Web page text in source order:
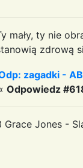
mały, ty nie
zdrową
zagadki -
Odpowiedz
Grace Jones -